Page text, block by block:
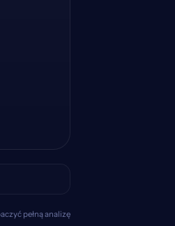
pełną analizę